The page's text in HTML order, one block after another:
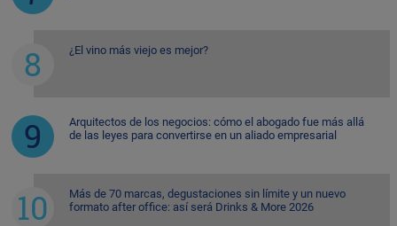
¿El vino más viejo es mejor?
Arquitectos de los negocios: cómo el abogado fue más allá
de las leyes para convertirse en un aliado empresarial
Más de 70 marcas, degustaciones sin límite y un nuevo
formato after office: así será Drinks & More 2026